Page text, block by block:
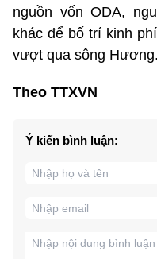
nguồn vốn ODA,
khác để bố trí kinh
vượt qua sông
Theo TTXVN
Ý kiến bình luận: